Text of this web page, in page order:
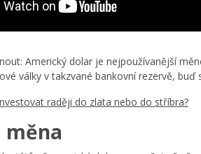
Americký dolar je nejpoužívanější
války v takzvané bankovní rezervě,
raději do zlata nebo do stříbra?
měna